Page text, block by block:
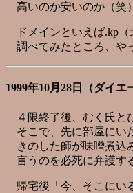
高いのか安いのか（笑）
ドメインといえば.kp（
調べてみたところ、や
1999年10月28日（ダイエ
４限終了後、むく氏と
そこで、先に部屋にい
きのした師が味噌煮込
言うのを必死に弁護す
帰宅後「今、そこにい